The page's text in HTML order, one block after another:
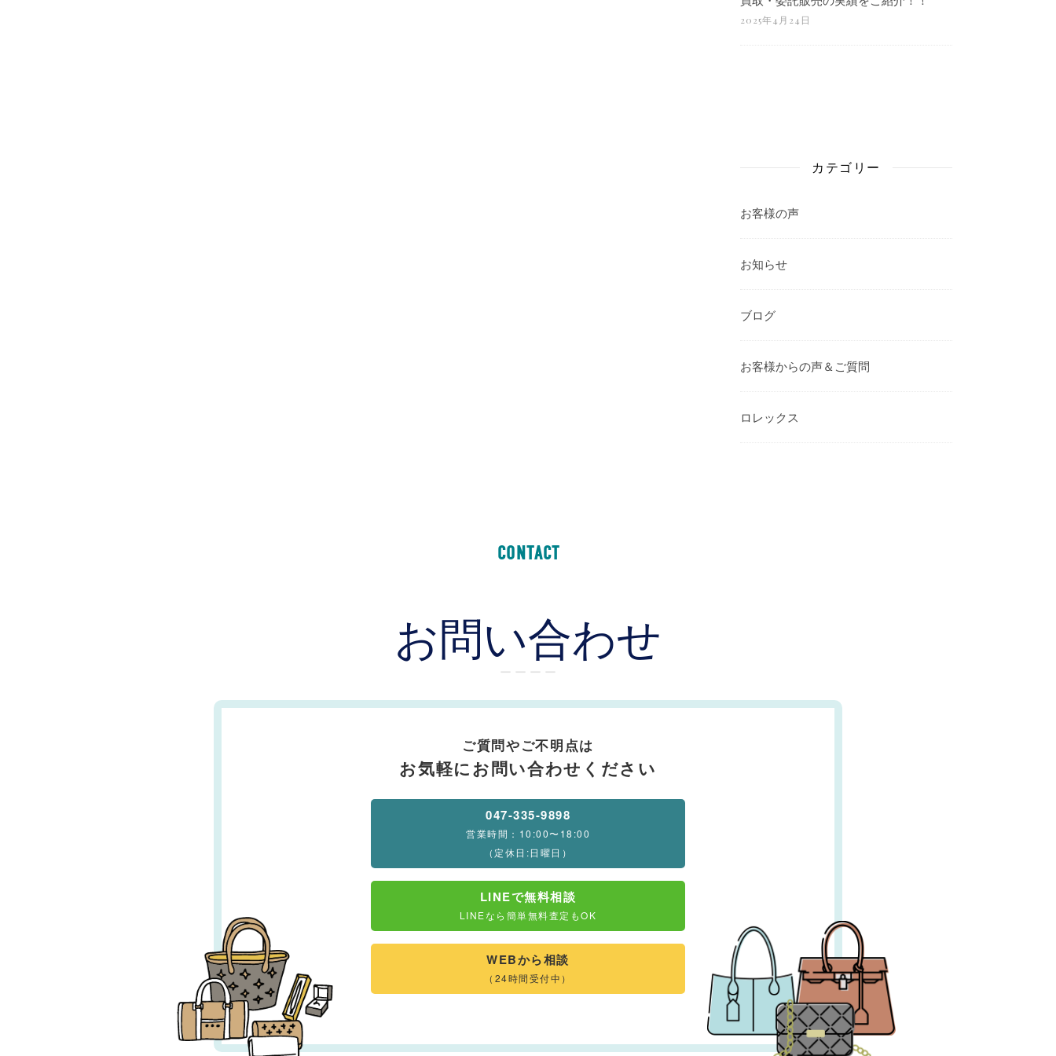
2025年4月24日
カテゴリー
お客様の声
お知らせ
ブログ
お客様からの声＆ご質問
ロレックス
CONTACT
お問い合わせ
ー ー ー ー
ご質問やご不明点は
お気軽にお問い合わせください
047-335-9898
営業時間：10:00〜18:00
（定休日:日曜日）
LINEで無料相談
LINEなら簡単無料査定もOK
WEBから相談
（24時間受付中）